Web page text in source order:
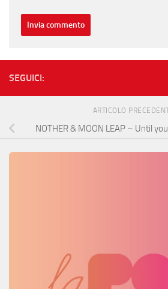
SEGUICI:
ARTICOLO
NOTHER & MOON LEAP – Until